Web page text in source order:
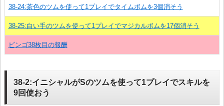
38-24:茶色のツムを使って1プレイでタイムボムを3個消そう
38-25:白い手のツムを使って1プレイでマジカルボムを17個消そう
ビンゴ38枚目の報酬
38-2:イニシャルがSのツムを使って1プレイでスキルを
9回使おう